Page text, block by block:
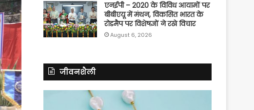
एनईपी – 2020 के विविध आयामों पर
बीबीएयू में मंथन, विकसित भारत के
रोडमैप पर विशेषज्ञों ने रखे विचार
August 6, 2026
जीवनशैली